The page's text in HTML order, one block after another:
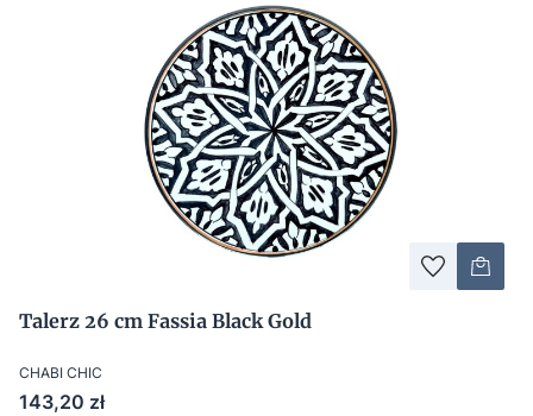
Talerz 26 cm Fassia Black Gold
CHABI CHIC
Cena
143,20 zł